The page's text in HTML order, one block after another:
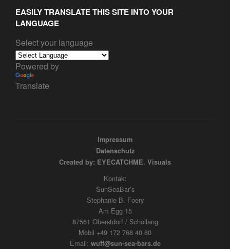
EASILY TRANSLATE THIS SITE INTO YOUR
LANGUAGE
Select your language
Powered by
Translate
Impressum
Datenschutz
Created by: EYECATCHME. Visuals
Kontakt
SunSeaBar’s
Stephanie B. Foery
Am Egg 15
87561 Oberstdorf / Schöllang
Mobil +49 172 768 40 80
Email: wuff@sun-sea-bars.de